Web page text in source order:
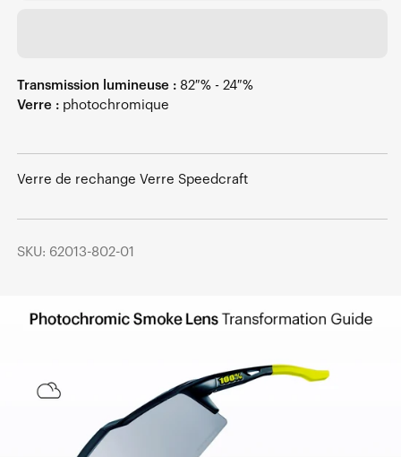
Transmission lumineuse : 82 % - 24 %
Verre : photochromique
Verre de rechange Verre Speedcraft
SKU: 62013-802-01